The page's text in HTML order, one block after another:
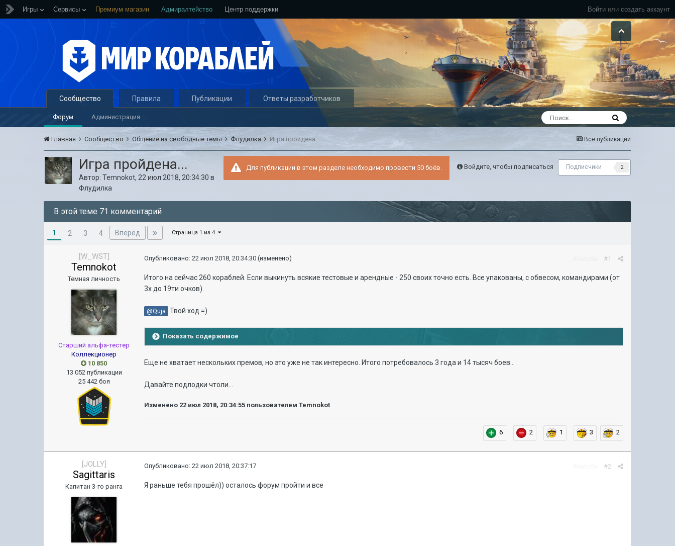
Войти или создать аккаунт
Игры Сервисы Премиум магазин Адмиралтейство Центр поддержки
Сообщество
Форум Администрация
Правила Публикации Ответы разработчиков
Все публикации
Главная Сообщество Общение на свободные темы Флудилка Игра пройдена...
Войдите, чтобы подписаться Подписчики 2
Для публикации в этом разделе необходимо провести 50 боёв.
Игра пройдена...
Автор:Temnokot, 22 июл 2018, 20:34:30 в
Флудилка
В этой теме 71 комментарий
1 2 3 4 Вперёд Страница 1 из 4
[W_WST]
Temnokot
Темная личность
Старший альфа-тестер
Коллекционер
10 850
13 052 публикации
25 442 боя
#1
Опубликовано:22 июл 2018, 20:34:30 (изменено)
Итого на сейчас 260 кораблей. Если выкинуть всякие тестовые и арендные - 250 своих точно есть. Все упакованы, с обвесом, командирами (от
3х до 19ти очков).
@Quja Твой ход =)
Показать содержимое
Еще не хватает нескольких премов, но это уже не так интересно. Итого потребовалось 3 года и 14 тысяч боев...
Давайте подлодки чтоли...
Изменено 22 июл 2018, 20:34:55 пользователем Temnokot
6 2 1 3 2
[JOLLY]
Sagittaris
Капитан 3-го ранга
#2
Опубликовано:22 июл 2018, 20:37:17
Я раньше тебя прошёл)) осталось форум пройти и все